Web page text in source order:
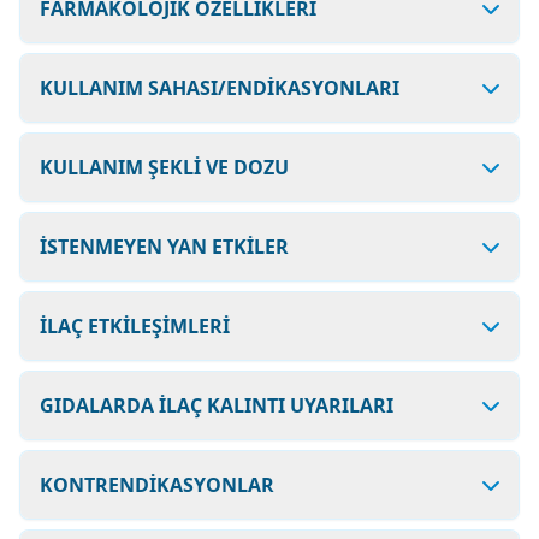
FARMAKOLOJİK ÖZELLİKLERİ
KULLANIM SAHASI/ENDİKASYONLARI
KULLANIM ŞEKLİ VE DOZU
İSTENMEYEN YAN ETKİLER
İLAÇ ETKİLEŞİMLERİ
GIDALARDA İLAÇ KALINTI UYARILARI
KONTRENDİKASYONLAR